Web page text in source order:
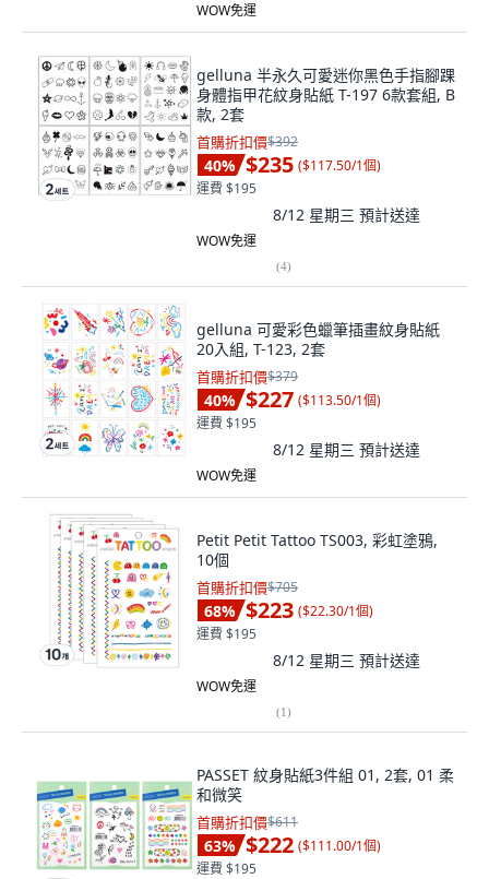
WOW免運
gelluna 半永久可愛迷你黑色手指腳踝
身體指甲花紋身貼紙 T-197 6款套組, B
款, 2套
首購折扣價$392
40% $235 ($117.50/1個)
運費 $195
8/12 星期三 預計送達
WOW免運
(4)
gelluna 可愛彩色蠟筆插畫紋身貼紙
20入組, T-123, 2套
首購折扣價$379
40% $227 ($113.50/1個)
運費 $195
8/12 星期三 預計送達
WOW免運
Petit Petit Tattoo TS003, 彩虹塗鴉,
10個
首購折扣價$705
68% $223 ($22.30/1個)
運費 $195
8/12 星期三 預計送達
WOW免運
(1)
PASSET 紋身貼紙3件組 01, 2套, 01 柔
和微笑
首購折扣價$611
63% $222 ($111.00/1個)
運費 $195